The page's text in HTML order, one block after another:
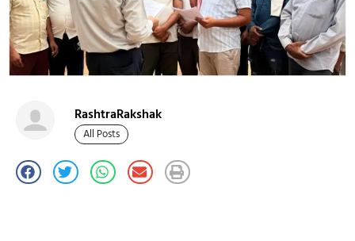
RashtraRakshak
All Posts